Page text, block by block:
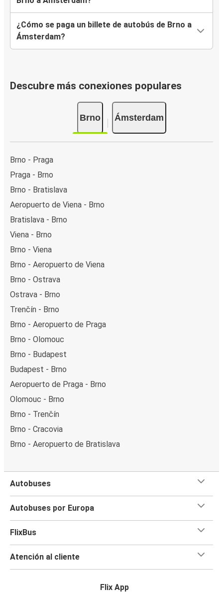
¿Cómo se paga un billete de autobús de Brno a
Ámsterdam?
Descubre más conexiones populares
Brno Ámsterdam
Brno - Praga
Praga - Brno
Brno - Bratislava
Aeropuerto de Viena - Brno
Bratislava - Brno
Viena - Brno
Brno - Viena
Brno - Aeropuerto de Viena
Brno - Ostrava
Ostrava - Brno
Trenčín - Brno
Brno - Aeropuerto de Praga
Brno - Olomouc
Brno - Budapest
Budapest - Brno
Aeropuerto de Praga - Brno
Olomouc - Brno
Brno - Trenčín
Brno - Cracovia
Brno - Aeropuerto de Bratislava
Autobuses
Autobuses por Europa
FlixBus
Atención al cliente
Flix App